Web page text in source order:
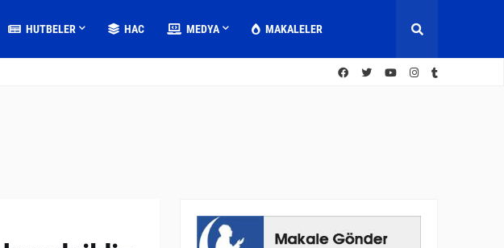
HUTBELER HAC MEDYA MAKALELER